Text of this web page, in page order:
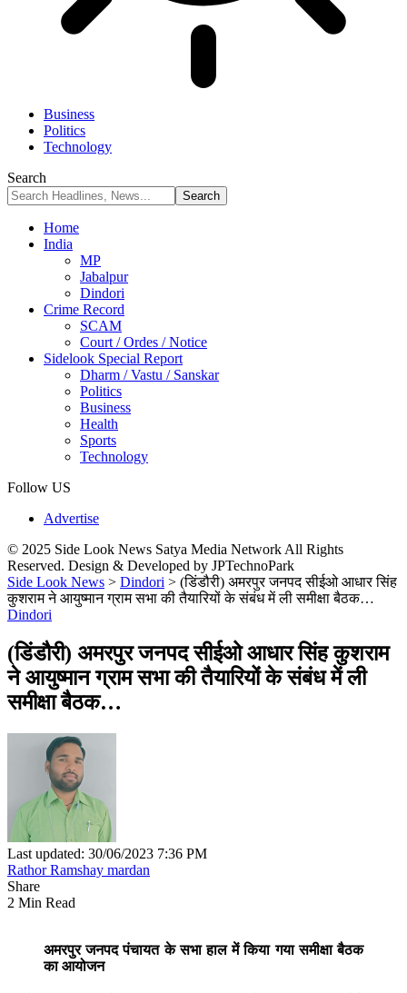
Business
Politics
Technology
Search
Home
India
MP
Jabalpur
Dindori
Crime Record
SCAM
Court / Ordes / Notice
Sidelook Special Report
Dharm / Vastu / Sanskar
Politics
Business
Health
Sports
Technology
Follow US
Advertise
© 2025 Side Look News Satya Media Network All Rights
Reserved. Design & Developed by JPTechnoPark
Side Look News > Dindori > (डिंडौरी) अमरपुर जनपद सीईओ आधार सिंह
कुशराम ने आयुष्मान ग्राम सभा की तैयारियों के संबंध में ली समीक्षा बैठक…
Dindori
(डिंडौरी) अमरपुर जनपद सीईओ आधार सिंह कुशराम
ने आयुष्मान ग्राम सभा की तैयारियों के संबंध में ली
समीक्षा बैठक…
Last updated: 30/06/2023 7:36 PM
Rathor Ramshay mardan
Share
2 Min Read
अमरपुरजनपद पंचायत के सभा हाल में किया गया समीक्षा बैठक
का आयोजन